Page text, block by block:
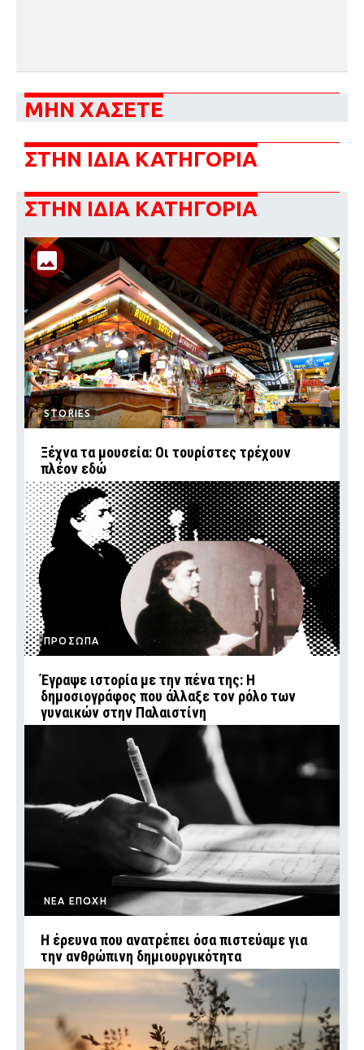
ΜΗΝ ΧΑΣΕΤΕ
ΣΤΗΝ ΙΔΙΑ ΚΑΤΗΓΟΡΙΑ
ΣΤΗΝ ΙΔΙΑ ΚΑΤΗΓΟΡΙΑ
STORIES
Ξέχνα τα μουσεία: Οι τουρίστες τρέχουν
πλέον εδώ
ΠΡΟΣΩΠΑ
Έγραψε ιστορία με την πένα της: Η
δημοσιογράφος που άλλαξε τον ρόλο των
γυναικών στην Παλαιστίνη
ΝΕΑ ΕΠΟΧΗ
Η έρευνα που ανατρέπει όσα πιστεύαμε για
την ανθρώπινη δημιουργικότητα